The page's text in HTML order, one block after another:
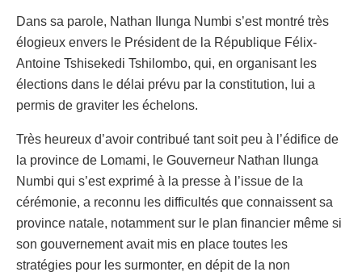
Dans sa parole, Nathan Ilunga Numbi s’est montré très
élogieux envers le Président de la République Félix-
Antoine Tshisekedi Tshilombo, qui, en organisant les
élections dans le délai prévu par la constitution, lui a
permis de graviter les échelons.
Très heureux d’avoir contribué tant soit peu à l’édifice de
la province de Lomami, le Gouverneur Nathan Ilunga
Numbi qui s’est exprimé à la presse à l’issue de la
cérémonie, a reconnu les difficultés que connaissent sa
province natale, notamment sur le plan financier même si
son gouvernement avait mis en place toutes les
stratégies pour les surmonter, en dépit de la non